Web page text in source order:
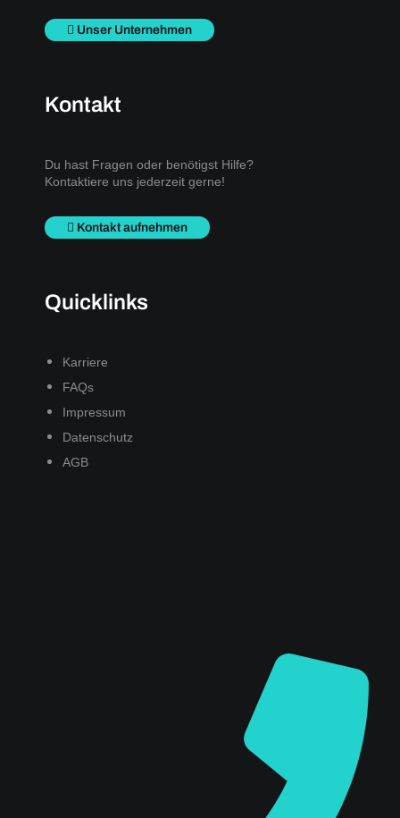
Unser Unternehmen
Kontakt
Du hast Fragen oder benötigst Hilfe?
Kontaktiere uns jederzeit gerne!
Kontakt aufnehmen
Quicklinks
Karriere
FAQs
Impressum
Datenschutz
AGB